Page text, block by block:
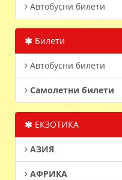
Автобусни билети
Билети
Автобусни билети
Самолетни билети
ЕКЗОТИКА
АЗИЯ
АФРИКА